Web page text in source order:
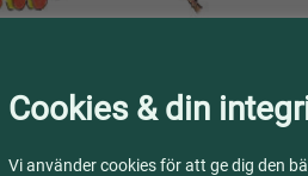
Cookies & din
Vi använder cookies för att ge dig den